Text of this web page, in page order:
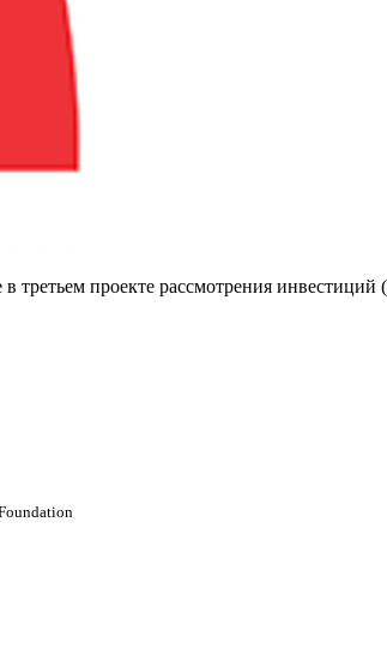
проекте рассмотрения